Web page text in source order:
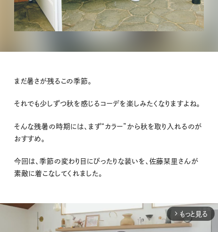
まだ暑さが残るこの季節。
それでも少しずつ秋を感じるコーデを楽しみたくなりますよね。
そんな残暑の時期には、まず“カラー”から秋を取り入れるのが
おすすめ。
今回は、季節の変わり目にぴったりな装いを、佐藤栞里さんが
素敵に着こなしてくれました。
arrow_forward_ios もっと見る